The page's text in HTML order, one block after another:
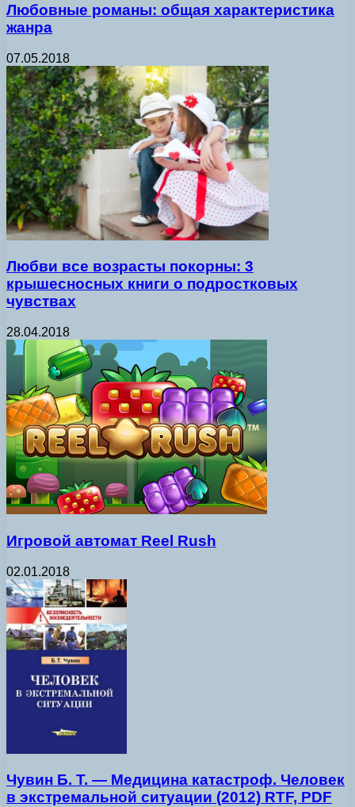
Любовные романы: общая характеристика
жанра
07.05.2018
Любви все возрасты покорны: 3
крышесносных книги о подростковых
чувствах
28.04.2018
Игровой автомат Reel Rush
02.01.2018
Чувин Б. Т. — Медицина катастроф. Человек
в экстремальной ситуации (2012) RTF, PDF